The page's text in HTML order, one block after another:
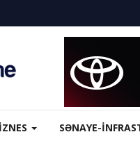
SƏNAYE-